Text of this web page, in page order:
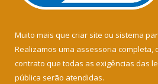
Muito mais que criar site ou sistema
Realizamos uma assessoria completa,
contrato que todas as exigências das
pública serão atendidas.